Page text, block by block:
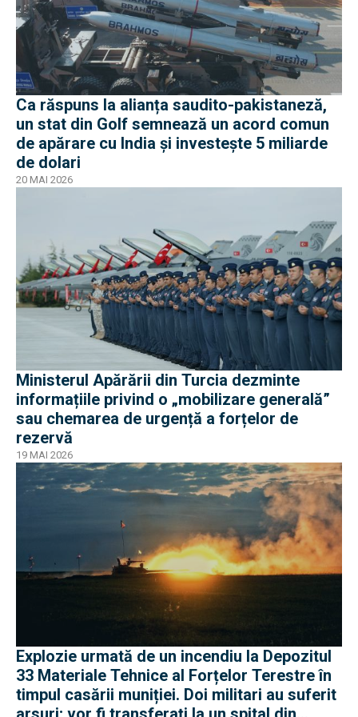
Ca răspuns la alianța saudito-pakistaneză,
un stat din Golf semnează un acord comun
de apărare cu India și investește 5 miliarde
de dolari
20 MAI 2026
Ministerul Apărării din Turcia dezminte
informațiile privind o „mobilizare generală”
sau chemarea de urgență a forțelor de
rezervă
19 MAI 2026
Explozie urmată de un incendiu la Depozitul
33 Materiale Tehnice al Forțelor Terestre în
timpul casării muniției. Doi militari au suferit